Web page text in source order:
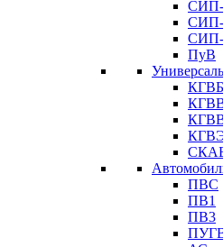
ПуВ
ПВС
ПВ1
ПВ3